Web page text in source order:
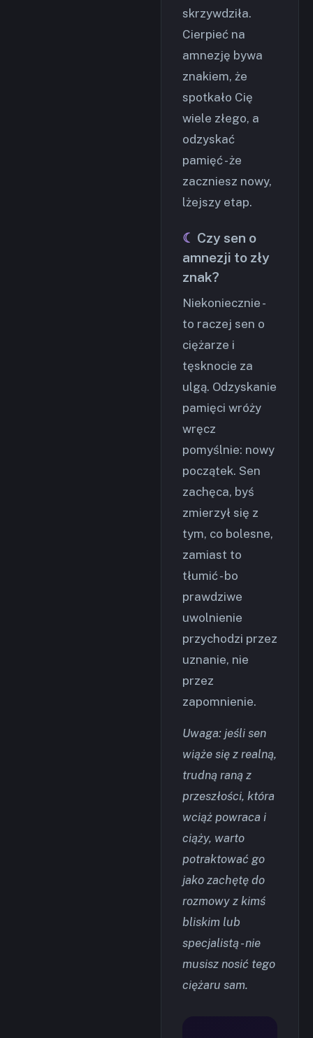
skrzywdziła.
Cierpieć na
amnezję bywa
znakiem, że
spotkało Cię
wiele złego, a
odzyskać
pamięć - że
zaczniesz nowy,
lżejszy etap.
Czy sen o
amnezji to zły
znak?
Niekoniecznie -
to raczej sen o
ciężarze i
tęsknocie za
ulgą. Odzyskanie
pamięci wróży
wręcz
pomyślnie: nowy
początek. Sen
zachęca, byś
zmierzył się z
tym, co bolesne,
zamiast to
tłumić - bo
prawdziwe
uwolnienie
przychodzi przez
uznanie, nie
przez
zapomnienie.
Uwaga: jeśli sen
wiąże się z realną,
trudną raną z
przeszłości, która
wciąż powraca i
ciąży, warto
potraktować go
jako zachętę do
rozmowy z kimś
bliskim lub
specjalistą - nie
musisz nosić tego
ciężaru sam.